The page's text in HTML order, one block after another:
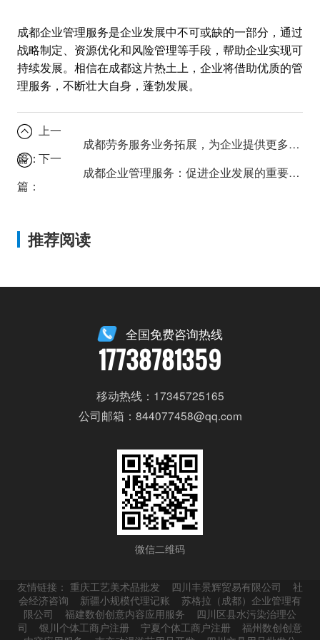
成都企业管理服务是企业发展中不可或缺的一部分，通过
战略制定、资源优化和风险管理等手段，帮助企业实现可
持续发展。相信在成都这片热土上，企业将借助优质的管
理服务，不断壮大自身，蓬勃发展。
上一
篇：
成都劳务服务业务拓展，为企业提供更多选择
下一
篇：
成都企业管理服务：促进企业发展的重要引擎
推荐阅读
全国免费咨询热线
17738781359
移动热线：17345725165
公司邮箱：844077458@qq.com
微信二维码
友情链接：重庆工艺美术品批发 四川丰景辉贸易有限公司
社
会经济咨询
新疆小规模代理记账
苏格拉（成都）企业管理有
限公司
福建数创创意内容应用服务
四川区县水污染治理公
司
银川个体工商户注册 宁夏个体工商户注册
福州数创创意